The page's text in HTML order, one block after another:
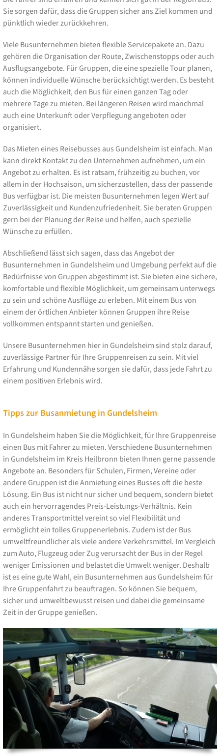
Sie sorgen dafür, dass die Gruppen sicher ans Ziel kommen und
pünktlich wieder zurückkehren.
Viele Busunternehmen bieten flexible Servicepakete an. Dazu
gehören die Organisation der Route, Zwischenstopps oder auch
Ausflugsangebote. Für Gruppen, die eine spezielle Tour planen,
können individuelle Wünsche berücksichtigt werden. Es besteht
auch die Möglichkeit, den Bus für einen ganzen Tag oder
mehrere Tage zu mieten. Bei längeren Reisen wird manchmal
auch eine Unterkunft oder Verpflegung angeboten oder
organisiert.
Das Mieten eines Reisebusses aus Gundelsheim ist einfach. Man
kann direkt Kontakt zu den Unternehmen aufnehmen, um ein
Angebot zu erhalten. Es ist ratsam, frühzeitig zu buchen, vor
allem in der Hochsaison, um sicherzustellen, dass der passende
Bus verfügbar ist. Die meisten Busunternehmen legen Wert auf
Zuverlässigkeit und Kundenzufriedenheit. Sie beraten Gruppen
gern bei der Planung der Reise und helfen, auch spezielle
Wünsche zu erfüllen.
Abschließend lässt sich sagen, dass das Angebot der
Busunternehmen in Gundelsheim und Umgebung perfekt auf die
Bedürfnisse von Gruppen abgestimmt ist. Sie bieten eine sichere,
komfortable und flexible Möglichkeit, um gemeinsam unterwegs
zu sein und schöne Ausflüge zu erleben. Mit einem Bus von
einem der örtlichen Anbieter können Gruppen ihre Reise
vollkommen entspannt starten und genießen.
Unsere Busunternehmen hier in Gundelsheim sind stolz darauf,
zuverlässige Partner für Ihre Gruppenreisen zu sein. Mit viel
Erfahrung und Kundennähe sorgen sie dafür, dass jede Fahrt zu
einem positiven Erlebnis wird.
Tipps zur Busanmietung in Gundelsheim
In Gundelsheim haben Sie die Möglichkeit, für Ihre Gruppenreise
einen Bus mit Fahrer zu mieten. Verschiedene Busunternehmen
in Gundelsheim im Kreis Heilbronn bieten Ihnen gerne passende
Angebote an. Besonders für Schulen, Firmen, Vereine oder
andere Gruppen ist die Anmietung eines Busses oft die beste
Lösung. Ein Bus ist nicht nur sicher und bequem, sondern bietet
auch ein hervorragendes Preis-Leistungs-Verhältnis. Kein
anderes Transportmittel vereint so viel Flexibilität und
ermöglicht ein tolles Gruppenerlebnis. Zudem ist der Bus
umweltfreundlicher als viele andere Verkehrsmittel. Im Vergleich
zum Auto, Flugzeug oder Zug verursacht der Bus in der Regel
weniger Emissionen und belastet die Umwelt weniger. Deshalb
ist es eine gute Wahl, ein Busunternehmen aus Gundelsheim für
Ihre Gruppenfahrt zu beauftragen. So können Sie bequem,
sicher und umweltbewusst reisen und dabei die gemeinsame
Zeit in der Gruppe genießen.